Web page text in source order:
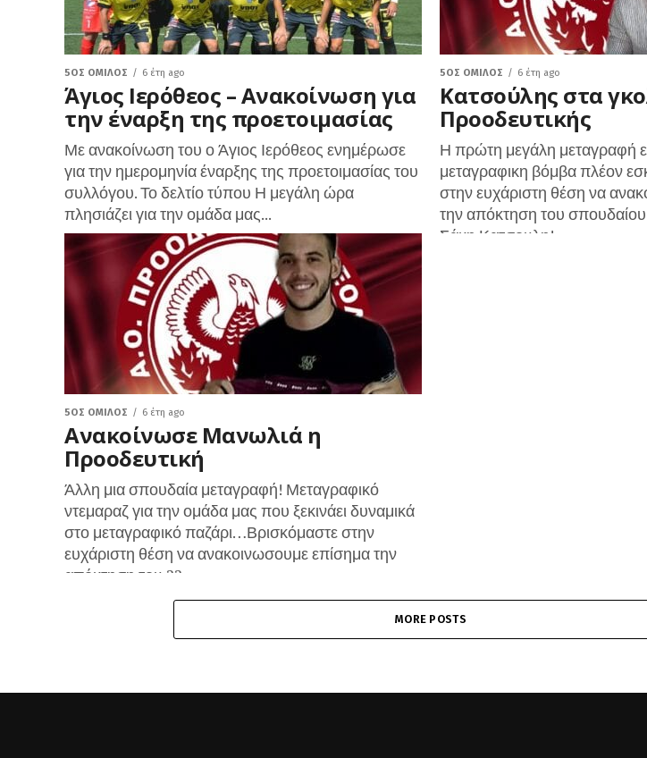
5ΟΣ ΌΜΙΛΟΣ 6 έτη ago
Άγιος Ιερόθεος – Ανακοίνωση για
την έναρξη της προετοιμασίας
Με ανακοίνωση του ο Άγιος Ιερόθεος ενημέρωσε
για την ημερομηνία έναρξης της προετοιμασίας του
συλλόγου. Το δελτίο τύπου Η μεγάλη ώρα
πλησιάζει για την ομάδα μας...
5ΟΣ ΌΜΙΛΟΣ 6 έτη ago
Κατσούλης στα
Προοδευτικής
Η πρώτη μεγάλη μεταγραφή
μεταγραφικη βόμβα πλέον
στην ευχάριστη θέση να
την απόκτηση του
Σάκη Κατσουλη!...
5ΟΣ ΌΜΙΛΟΣ 6 έτη ago
Ανακοίνωσε Μανωλιά η
Προοδευτική
Άλλη μια σπουδαία μεταγραφή! Μεταγραφικό
ντεμαραζ για την ομάδα μας που ξεκινάει δυναμικά
στο μεταγραφικό παζάρι…Βρισκόμαστε στην
ευχάριστη θέση να ανακοινωσουμε επίσημα την
απόκτηση του 22...
MORE POSTS